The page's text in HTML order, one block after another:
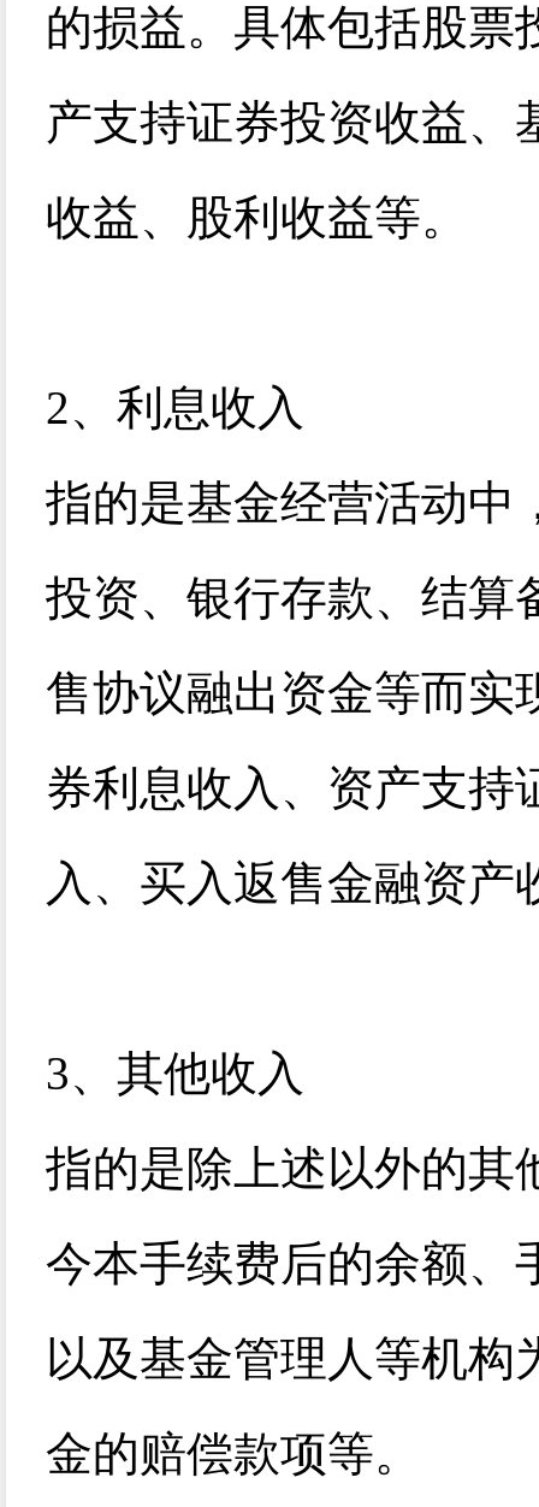
的损益。具体包括股票
产支持证券投资收益、
收益、股利收益等。
2、利息收入
指的是基金经营活动中
投资、银行存款、结算
售协议融出资金等而实
券利息收入、资产支持
入、买入返售金融资产
3、其他收入
指的是除上述以外的其
今本手续费后的余额、
以及基金管理人等机构
金的赔偿款项等。